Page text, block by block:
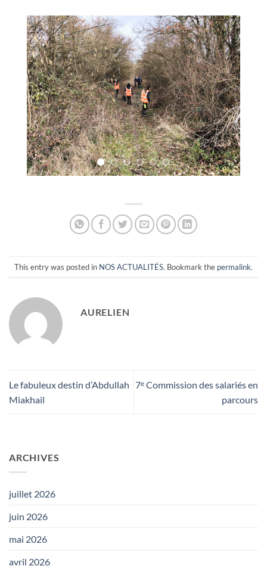
This entry was posted in NOS ACTUALITÉS. Bookmark the permalink.
AURELIEN
Le fabuleux destin d’Abdullah
Miakhail
7ᵉ Commission des salariés en
parcours
ARCHIVES
juillet 2026
juin 2026
mai 2026
avril 2026